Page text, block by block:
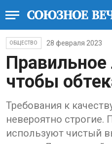
ОБЩЕСТВО 28 февраля 2023
Правильное
чтобы
Требования к
невероятно строгие.
используют чистый